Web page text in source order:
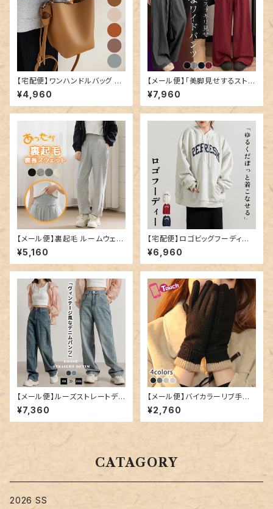
【宅配便】ワンハンドルバッグ ／
bag202
¥4,960
【メール便】「美脚見せするストラ
イプ」ワイドパンツ レディース き
れいめ ボトムス ハイウエスト／
pants684
¥7,960
【メール便】裏起毛 ルームウェア
腹巻 パンツ レディース／room
wear259
¥5,160
【宅配便】ロゴビッグフーディー
／tops2070
¥6,960
【メール便】ルーズストレートデニ
ム／pants547
¥7,360
【メール便】バイカラーリブ手袋
／glove173
¥2,760
CATAGORY
2026 SS